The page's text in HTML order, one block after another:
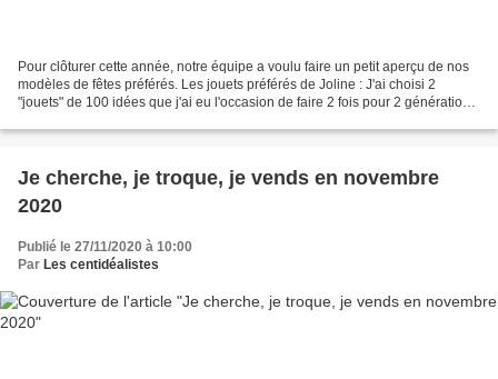
Pour clôturer cette année, notre équipe a voulu faire un petit aperçu de nos
modèles de fêtes préférés. Les jouets préférés de Joline : J'ai choisi 2
"jouets" de 100 idées que j'ai eu l'occasion de faire 2 fois pour 2 générations
Je cherche, je troque, je vends en novembre
2020
Publié le 27/11/2020 à 10:00
Par Les centidéalistes